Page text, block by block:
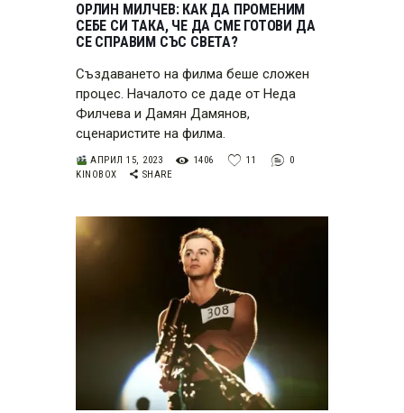
ОРЛИН МИЛЧЕВ: КАК ДА ПРОМЕНИМ
СЕБЕ СИ ТАКА, ЧЕ ДА СМЕ ГОТОВИ ДА
СЕ СПРАВИМ СЪС СВЕТА?
Създаването на филма беше сложен
процес. Началото се даде от Неда
Филчева и Дамян Дамянов,
сценаристите на филма.
АПРИЛ 15, 2023 1406 11
0
KINOBOX
SHARE